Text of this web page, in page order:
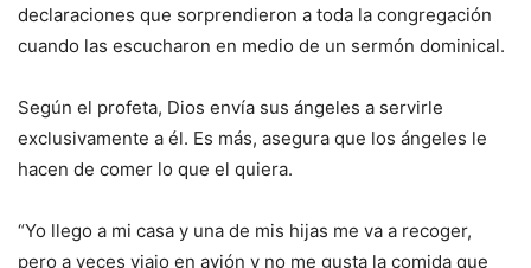
declaraciones que sorprendieron a toda la congregación
cuando las escucharon en medio de un sermón dominical.
Según el profeta, Dios envía sus ángeles a servirle
exclusivamente a él. Es más, asegura que los ángeles le
hacen de comer lo que el quiera.
“Yo llego a mi casa y una de mis hijas me va a recoger,
pero a veces viajo en avión y no me gusta la comida que